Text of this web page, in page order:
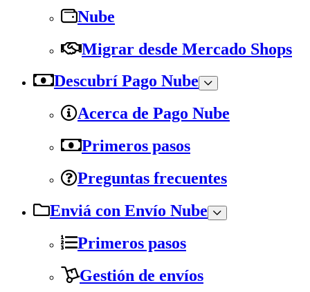
Nube
Migrar desde Mercado Shops
Descubrí Pago Nube
Acerca de Pago Nube
Primeros pasos
Preguntas frecuentes
Enviá con Envío Nube
Primeros pasos
Gestión de envíos